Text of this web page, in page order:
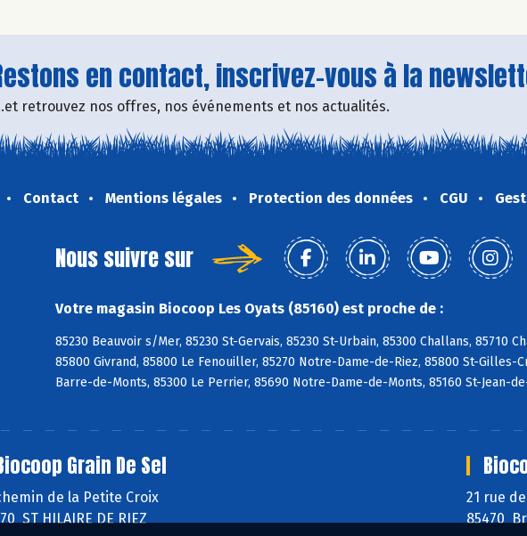
en contact, inscrivez-vous à la
retrouvez nos offres, nos événements et nos actualités.
Contact Mentions légales Protection des données CGU
Nous suivre sur
Votre magasin Biocoop Les Oyats (85160) est proche de :
85230 Beauvoir s/Mer, 85230 St-Gervais, 85230 St-Urbain, 85300 Challans, 85710
85800 Givrand, 85800 Le Fenouiller, 85270 Notre-Dame-de-Riez, 85800 St-Gilles-
Barre-de-Monts, 85300 Le Perrier, 85690 Notre-Dame-de-Monts, 85160 St-Jean-
Grain De Sel
de la Petite Croix
ST HILAIRE DE RIEZ
21 rue
85470